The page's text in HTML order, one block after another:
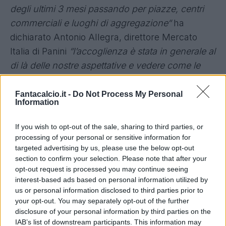
Fantacalcio.it - Do Not Process My Personal
Information
If you wish to opt-out of the sale, sharing to third parties, or
processing of your personal or sensitive information for
targeted advertising by us, please use the below opt-out
section to confirm your selection. Please note that after your
opt-out request is processed you may continue seeing
interest-based ads based on personal information utilized by
us or personal information disclosed to third parties prior to
your opt-out. You may separately opt-out of the further
disclosure of your personal information by third parties on the
IAB’s list of downstream participants. This information may
degli ultimi 3 mesi passando per piazze, centri
commerciali e luoghi di aggregazione“ha
dichiarato Antonio Allegra, direttore Mercato
Italia di Panini “l’accoglienza è stata in generale al
di là delle nostre aspettative e vedere come le
passione per il calcio e rappresentano uno
strumento di comunicazione inter-generazionale
è per noi motivo di soddisfazione ed orgoglio.”
Il “Panini Tour 2015” è partito nel febbraio scorso
e si è sviluppato in più di 120 giornate-evento in
tutta Italia. Oltre alle manifestazioni nelle
principali città (a Milano, ma anche Verona,
Palermo, Catania, Bari, Salerno, Napoli, Roma,
Firenze, Genova, Torino, e Bologna), si sono